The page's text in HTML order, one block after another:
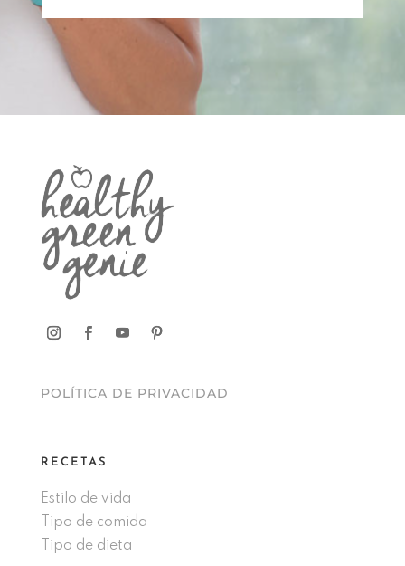
POLÍTICA DE PRIVACIDAD
RECETAS
Estilo de vida
Tipo de comida
Tipo de dieta